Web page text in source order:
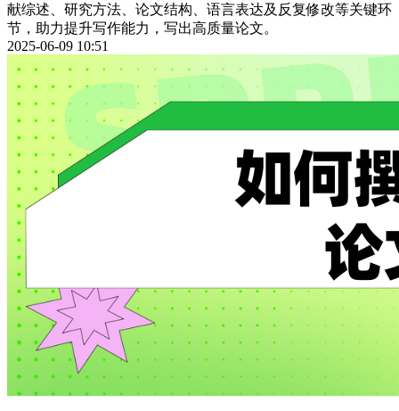
献综述、研究方法、论文结构、语言表达及反复修改等关键环
节，助力提升写作能力，写出高质量论文。
2025-06-09 10:51